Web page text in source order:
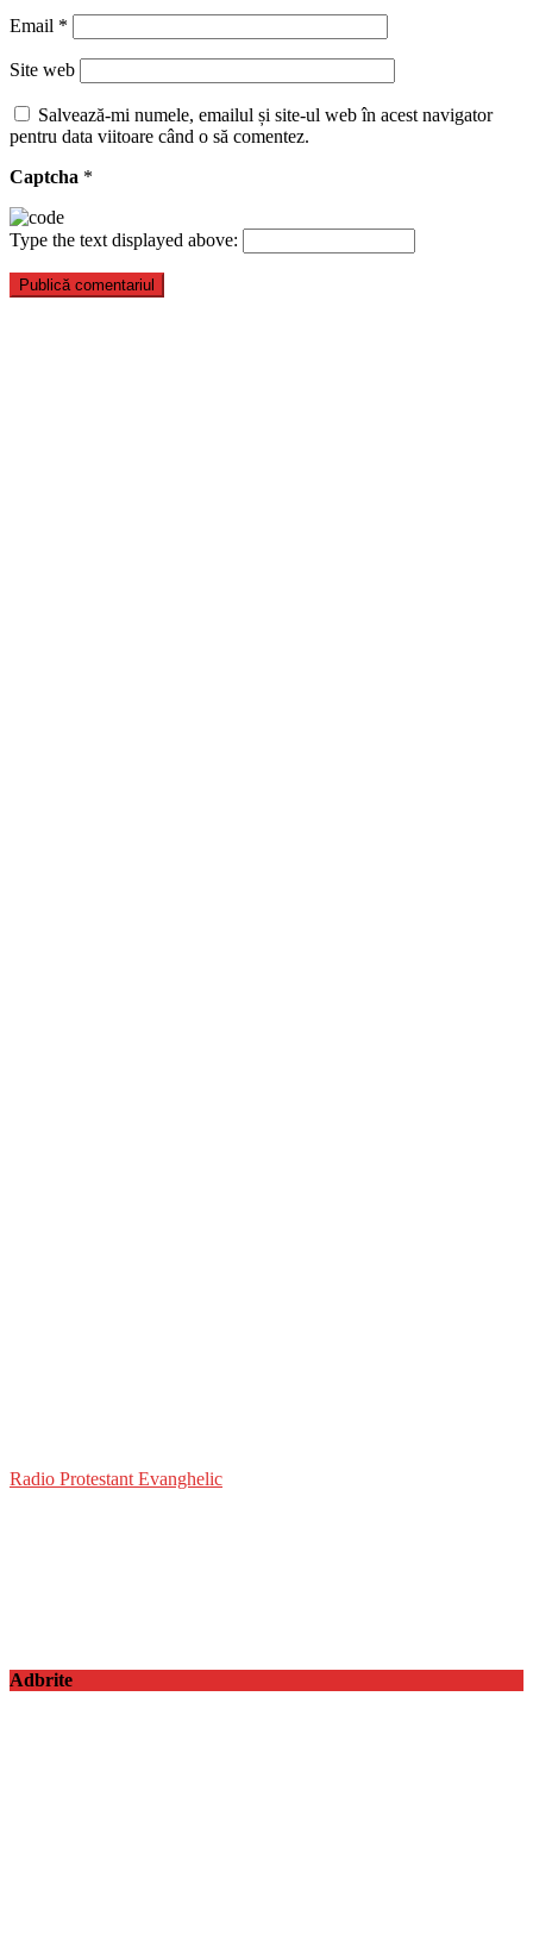
Email *
Site web
Salvează-mi numele, emailul și site-ul web în acest navigator
pentru data viitoare când o să comentez.
Captcha *
Type the text displayed above:
Radio Protestant Evanghelic
Adbrite